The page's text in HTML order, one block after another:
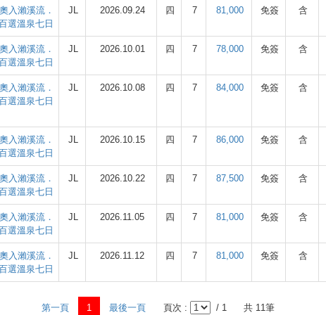
入瀨溪流．
選溫泉七日
JL 2026.09.24 四 7 81,000 免簽 含
入瀨溪流．
選溫泉七日
JL 2026.10.01 四 7 78,000 免簽 含
入瀨溪流．
選溫泉七日
JL 2026.10.08 四 7 84,000 免簽 含
入瀨溪流．
選溫泉七日
JL 2026.10.15 四 7 86,000 免簽 含
入瀨溪流．
選溫泉七日
JL 2026.10.22 四 7 87,500 免簽 含
入瀨溪流．
選溫泉七日
JL 2026.11.05 四 7 81,000 免簽 含
入瀨溪流．
選溫泉七日
JL 2026.11.12 四 7 81,000 免簽 含
第一頁 1 最後一頁 頁次 : / 1 共 11筆